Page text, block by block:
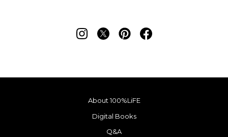
About 100%LiFE
Digital Books
Q&A